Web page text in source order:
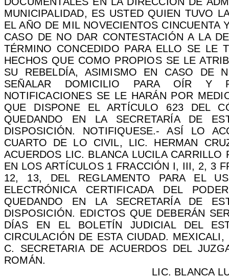
MUNICIPALIDAD, ES USTED QUIEN TUVO
EL AÑO DE MIL NOVECIENTOS CINCUENTA
CASO DE NO DAR CONTESTACIÓN A LA
TÉRMINO CONCEDIDO PARA ELLO SE LE
HECHOS QUE COMO PROPIOS SE LE
SU REBELDÍA, ASIMISMO EN CASO DE
SEÑALAR DOMICILIO PARA OÍR Y
NOTIFICACIONES SE LE HARÁN POR
QUE DISPONE EL ARTÍCULO 623 DEL
QUEDANDO EN LA SECRETARÍA DE
DISPOSICIÓN. NOTIFIQUESE.- ASÍ LO
CUARTO DE LO CIVIL, LIC. HERMAN
ACUERDOS LIC. BLANCA LUCILA
EN LOS ARTÍCULOS 1 FRACCIÓN I, III, 2, 3
12, 13, DEL REGLAMENTO PARA EL
ELECTRÓNICA CERTIFICADA DEL
QUEDANDO EN LA SECRETARÍA DE
DISPOSICIÓN. EDICTOS QUE DEBERÁN
DÍAS EN EL BOLETÍN JUDICIAL DEL
CIRCULACIÓN DE ESTA CIUDAD.
C. SECRETARIA DE ACUERDOS DEL
ROMÁN.
LIC. BLANCA